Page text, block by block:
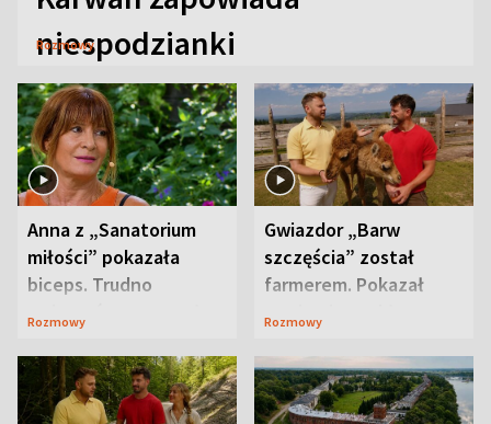
niespodzianki
Rozmowy
Anna z „Sanatorium
miłości” pokazała
biceps. Trudno
uwierzyć, co przeszła
Rozmowy
Gwiazdor „Barw
szczęścia” został
farmerem. Pokazał
swoje niezwykłe
Rozmowy